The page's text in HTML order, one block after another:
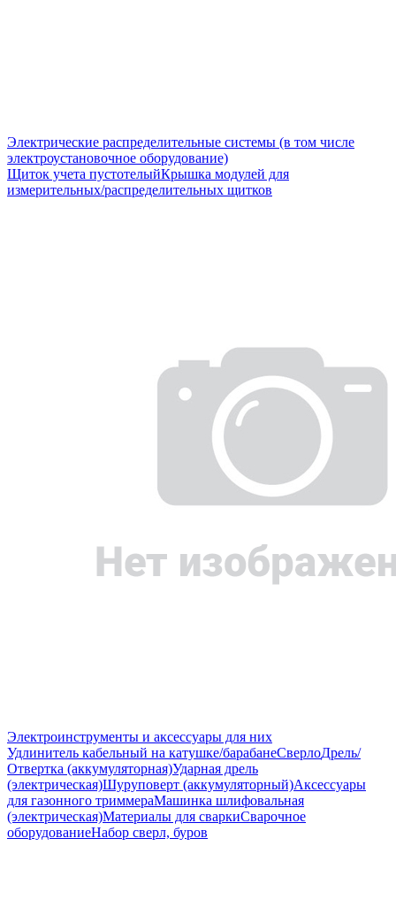
Электрические распределительные системы (в том числе
электроустановочное оборудование)
Щиток учета пустотелыйКрышка модулей для
измерительных/распределительных щитков
Электроинструменты и аксессуары для них
Удлинитель кабельный на катушке/барабанеСверлоДрель/
Отвертка (аккумуляторная)Ударная дрель
(электрическая)Шуруповерт (аккумуляторный)Аксессуары
для газонного триммераМашинка шлифовальная
(электрическая)Материалы для сваркиСварочное
оборудованиеНабор сверл, буров